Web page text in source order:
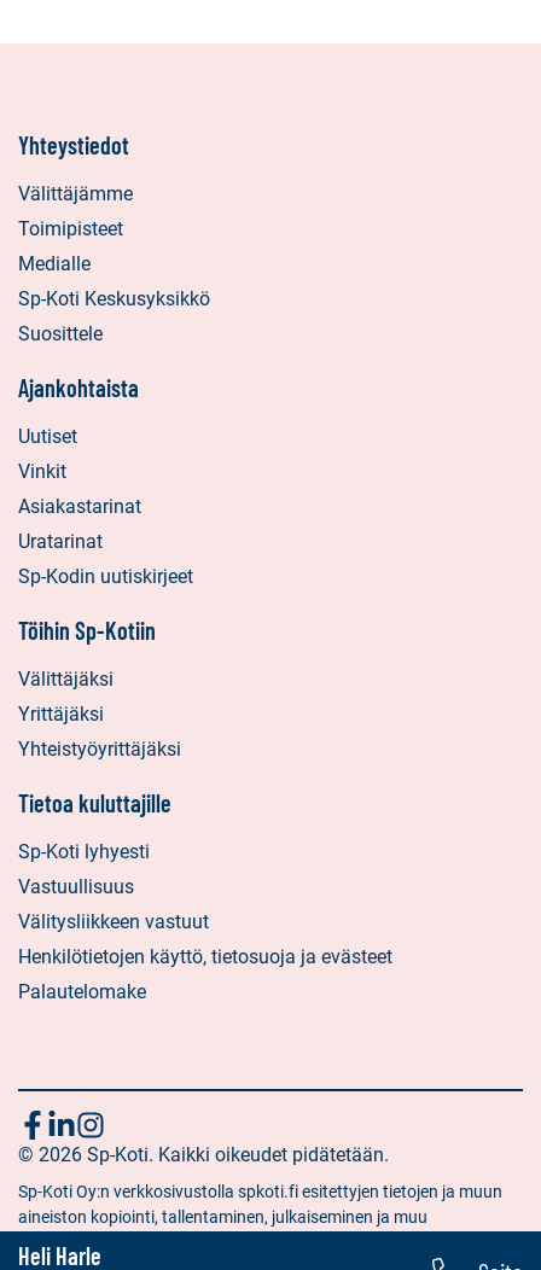
Heli Harle
Yhteystiedot
Välittäjämme
Toimipisteet
Medialle
Sp-Koti Keskusyksikkö
Suosittele
Ajankohtaista
Uutiset
Vinkit
Asiakastarinat
Uratarinat
Sp-Kodin uutiskirjeet
Töihin Sp-Kotiin
Välittäjäksi
Yrittäjäksi
Yhteistyöyrittäjäksi
Tietoa kuluttajille
Sp-Koti lyhyesti
Vastuullisuus
Välitysliikkeen vastuut
Henkilötietojen käyttö, tietosuoja ja evästeet
Palautelomake
Seuraa
meitä
Sosiaalinen
media:
facebook
Sosiaalinen
media:
linkedin
Sosiaalinen
media:
instagram
© 2026 Sp-Koti. Kaikki oikeudet pidätetään.
Sp-Koti Oy:n verkkosivustolla spkoti.fi esitettyjen tietojen ja muun
aineiston kopiointi, tallentaminen, julkaiseminen ja muu